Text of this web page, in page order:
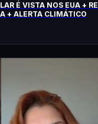
É VISTA NOS EUA +
+ ALERTA CLIMÁTICO